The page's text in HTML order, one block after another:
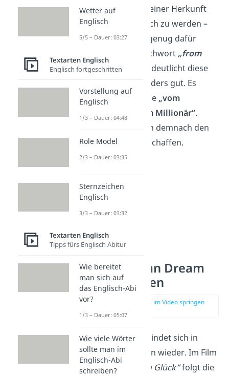
unabhängig von seiner Herkunft
schaffen kann, reich zu werden –
wenn er nur hart genug dafür
. Das Sprichwort „from
rags to riches“
verdeutlicht diese
Vorstellung besonders gut. Es
bedeutet so viel wie „vom
Tellerwäscher zum Millionär“.
Jeder Mensch kann demnach den
sozialen Aufstieg schaffen.
Der American Dream
in den Medien
zur Stelle im Video springen
Diese Einstellung findet sich in
zahlreichen Medien wieder. Im Film
„Das Streben nach Glück“folgt die
Wetter auf
Englisch
5/5 – Dauer: 03:27
Textarten Englisch
Englisch fortgeschritten
Vorstellung auf
Englisch
1/3 – Dauer: 04:48
Role Model
2/3 – Dauer: 03:35
Sternzeichen
Englisch
3/3 – Dauer: 03:32
Textarten Englisch
Tipps fürs Englisch Abitur
Wie bereitet
man sich auf
das Englisch-Abi
vor?
1/3 – Dauer: 05:07
Wie viele Wörter
sollte man im
Englisch-Abi
schreiben?